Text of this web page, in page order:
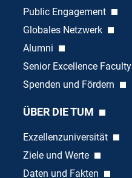
Public Engagement
Globales Netzwerk
Alumni
Senior Excellence Faculty
Spenden und Fördern
ÜBER DIE TUM
Exzellenzuniversität
Ziele und Werte
Daten und Fakten